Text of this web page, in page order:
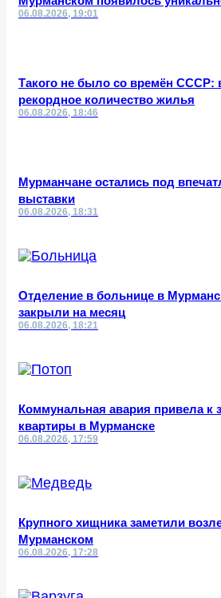
06.08.2026, 19:01
Такого не было со времён СССР:
рекордное количество жилья
06.08.2026, 18:46
Мурманчане остались под
выставки
06.08.2026, 18:31
Отделение в больнице в
закрыли на месяц
06.08.2026, 18:21
Коммунальная авария привела к
квартиры в Мурманске
06.08.2026, 17:59
Крупного хищника заметили
Мурманском
06.08.2026, 17:28